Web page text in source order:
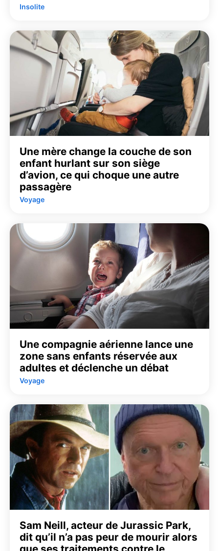
Insolite
Une mère change la couche de son
enfant hurlant sur son siège
d’avion, ce qui choque une autre
passagère
Voyage
Une compagnie aérienne lance une
zone sans enfants réservée aux
adultes et déclenche un débat
Voyage
Sam Neill, acteur de Jurassic Park,
dit qu’il n’a pas peur de mourir alors